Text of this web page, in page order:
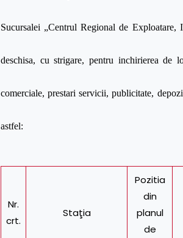
Sucursalei „Centrul Regional de
deschisa, cu strigare, pentru inchirierea de
comerciale, prestari servicii, publicitate,
astfel:
Nr.
crt.
Staţia
Pozitia
din
planul
de